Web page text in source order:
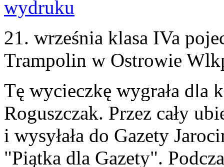
21. września klasa IVa
Trampolin w Ostrowie
Tę wycieczkę wygrała dla
Roguszczak. Przez cały
i wysyłała do Gazety
"Piątka dla Gazety".